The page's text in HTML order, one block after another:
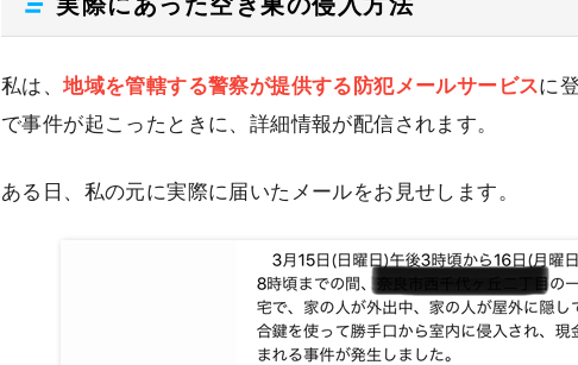
私は、地域を管轄する警察が提供する防犯メールサービスに
で事件が起こったときに、詳細情報が配信されます。
ある日、私の元に実際に届いたメールをお見せします。